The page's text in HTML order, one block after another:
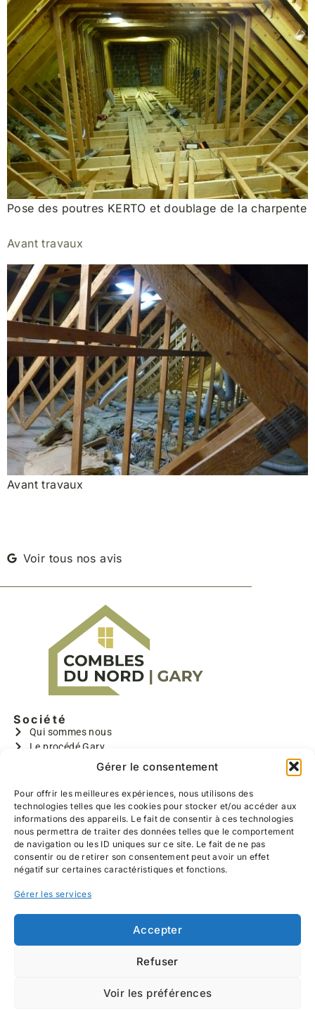
Gérer le consentement
Pour offrir les meilleures expériences, nous utilisons des
technologies telles que les cookies pour stocker et/ou accéder aux
informations des appareils. Le fait de consentir à ces technologies
nous permettra de traiter des données telles que le comportement
de navigation ou les ID uniques sur ce site. Le fait de ne pas
consentir ou de retirer son consentement peut avoir un effet
négatif sur certaines caractéristiques et fonctions.
Gérer les services
Accepter
Refuser
Voir les préférences
Pose des poutres KERTO et doublage de la charpente
Avant travaux
Avant travaux
Voir tous nos avis
Société
Qui sommes nous
Le procédé Gary
GARYTRADY
Informations
Aides à la rénovation
Devis gratuit
Contact
Réalisations
639 Hameau de Belzanois
Mentions légales